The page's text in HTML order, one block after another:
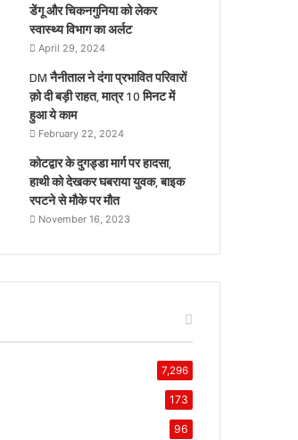
डेंगू और चिकनगुनिया को लेकर
स्वास्थ्य विभाग का अर्लट
April 29, 2024
DM नैनीताल ने दंगा प्रभावित परिवारों
क़ो दी बड़ी राहत, मात्र 10 मिनट में
हुआ ये काम
February 22, 2024
कोटद्वार के दुगड्डा मार्ग पर हादसा,
हाथी को देखकर घबराया युवक, बाइक
रपटने से मौके पर मौत
November 16, 2023
7,296
173
96